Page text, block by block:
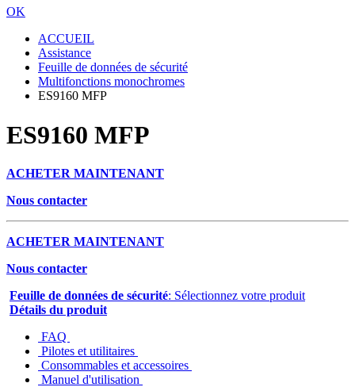
OK
ACCUEIL
Assistance
Feuille de données de sécurité
Multifonctions monochromes
ES9160 MFP
ES9160 MFP
ACHETER MAINTENANT
Nous contacter
ACHETER MAINTENANT
Nous contacter
Feuille de données de sécurité: Sélectionnez votre produit
Détails du produit
FAQ
Pilotes et utilitaires
Consommables et accessoires
Manuel d'utilisation